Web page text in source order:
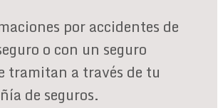
por accidentes de
o con un seguro
tramitan a través de tu
de seguros.